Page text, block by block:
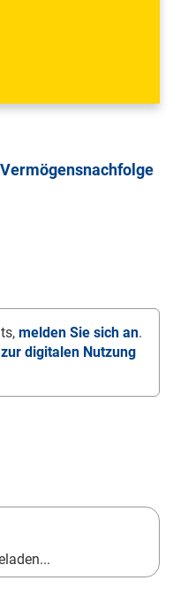
melden Sie sich an.
digitalen Nutzung